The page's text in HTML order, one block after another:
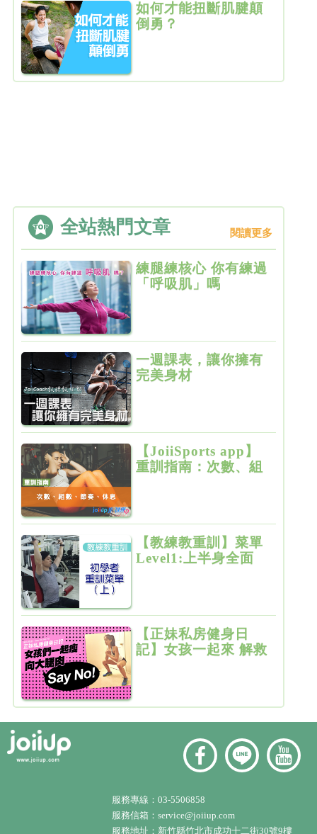
如何才能扭斷肌腱顛
倒勇？
全站熱門文章 閱讀更多
練腿練核心 你有練過
「呼吸肌」嗎
一週課表，讓你擁有
完美身材
【JoiiSports app】
重訓指南：次數、組
【教練教重訓】菜單
Level1:上半身全面
【正妹私房健身日
記】女孩一起來 解救
服務專線： 03-5506858
服務信箱： service@joiiup.com
服務地址： 新竹縣竹北市成功十二街30號9樓